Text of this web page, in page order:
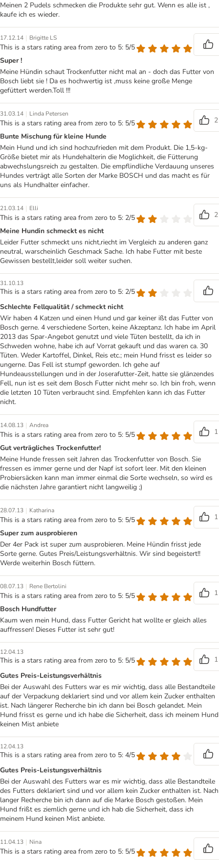
Meinen 2 Pudels schmecken die Produkte sehr gut. Wenn es alle ist ,
kaufe ich es wieder.
17.12.14 | Brigitte LS
This is a stars rating area from zero to 5: 5/5
Super !
Meine Hündin schaut Trockenfutter nicht mal an - doch das Futter von
Bosch liebt sie ! Da es hochwertig ist ,muss keine große Menge
gefüttert werden.Toll !!!
31.03.14 | Linda Petersen
This is a stars rating area from zero to 5: 5/5
2
Bunte Mischung für kleine Hunde
Mein Hund und ich sind hochzufrieden mit dem Produkt. Die 1,5-kg-
Größe bietet mir als Hundehalterin die Moglichkeit, die Fütterung
abwechslungsreich zu gestalten. Die empflindliche Verdauung unseres
Hundes verträgt alle Sorten der Marke BOSCH und das macht es für
uns als Hundhalter einfacher.
21.03.14 | Elli
This is a stars rating area from zero to 5: 2/5
2
Meine Hundin schmeckt es nicht
Leider Futter schmeckt uns nicht,riecht im Vergleich zu anderen ganz
neutral, warscheinlich Geschmack Sache. Ich habe Futter mit beste
Gewissen bestellt,leider soll weiter suchen.
31.10.13
This is a stars rating area from zero to 5: 2/5
Schlechte Fellqualität / schmeckt nicht
Wir haben 4 Katzen und einen Hund und gar keiner ißt das Futter von
Bosch gerne. 4 verschiedene Sorten, keine Akzeptanz. Ich habe im April
2013 das Spar-Angebot genutzt und viele Tüten bestellt, da ich in
Schweden wohne, habe ich auf Vorrat gekauft und das waren ca. 30
Tüten. Weder Kartoffel, Dinkel, Reis etc.; mein Hund frisst es leider so
ungerne. Das Fell ist stumpf geworden. Ich gehe auf
Hundeausstellungen und in der Joserafutter-Zeit, hatte sie glänzendes
Fell, nun ist es seit dem Bosch Futter nicht mehr so. Ich bin froh, wenn
die letzten 10 Tüten verbraucht sind. Empfehlen kann ich das Futter
nicht.
14.08.13 | Andrea
This is a stars rating area from zero to 5: 5/5
1
Gut verträgliches Trockenfutter!
Meine Hunde fressen seit Jahren das Trockenfutter von Bosch. Sie
fressen es immer gerne und der Napf ist sofort leer. Mit den kleinen
Probiersäcken kann man immer einmal die Sorte wechseln, so wird es
die nächsten Jahre garantiert nicht langweilig ;)
28.07.13 | Katharina
This is a stars rating area from zero to 5: 5/5
1
Super zum ausprobieren
Der 4er Pack ist super zum ausprobieren. Meine Hündin frisst jede
Sorte gerne. Gutes Preis/Leistungsverhältnis. Wir sind begeistert!!
Werde weiterhin Bosch füttern.
08.07.13 | Rene Bertolini
This is a stars rating area from zero to 5: 5/5
1
Bosch Hundfutter
Kaum wen mein Hund, dass Futter Gericht hat wollte er gleich alles
auffressen! Dieses Futter ist sehr gut!
12.04.13
This is a stars rating area from zero to 5: 5/5
1
Gutes Preis-Leistungsverhältnis
Bei der Auswahl des Futters war es mir wichtig, dass alle Bestandteile
auf der Verpackung deklariert sind und vor allem kein Zucker enthalten
ist. Nach längerer Recherche bin ich dann bei Bosch gelandet. Mein
Hund frisst es gerne und ich habe die Sicherheit, dass ich meinem Hund
keinen Mist anbiete
12.04.13
This is a stars rating area from zero to 5: 4/5
Gutes Preis-Leistungsverhältnis
Bei der Auswahl des Futters war es mir wichtig, dass alle Bestandteile
des Futters deklariert sind und vor allem kein Zucker enthalten ist. Nach
langer Recherche bin ich dann auf die Marke Bosch gestoßen. Mein
Hund frißt es ziemlich gerne und ich hab die Sicherheit, dass ich
meinem Hund keinen Mist anbiete.
11.04.13 | Nina
This is a stars rating area from zero to 5: 5/5